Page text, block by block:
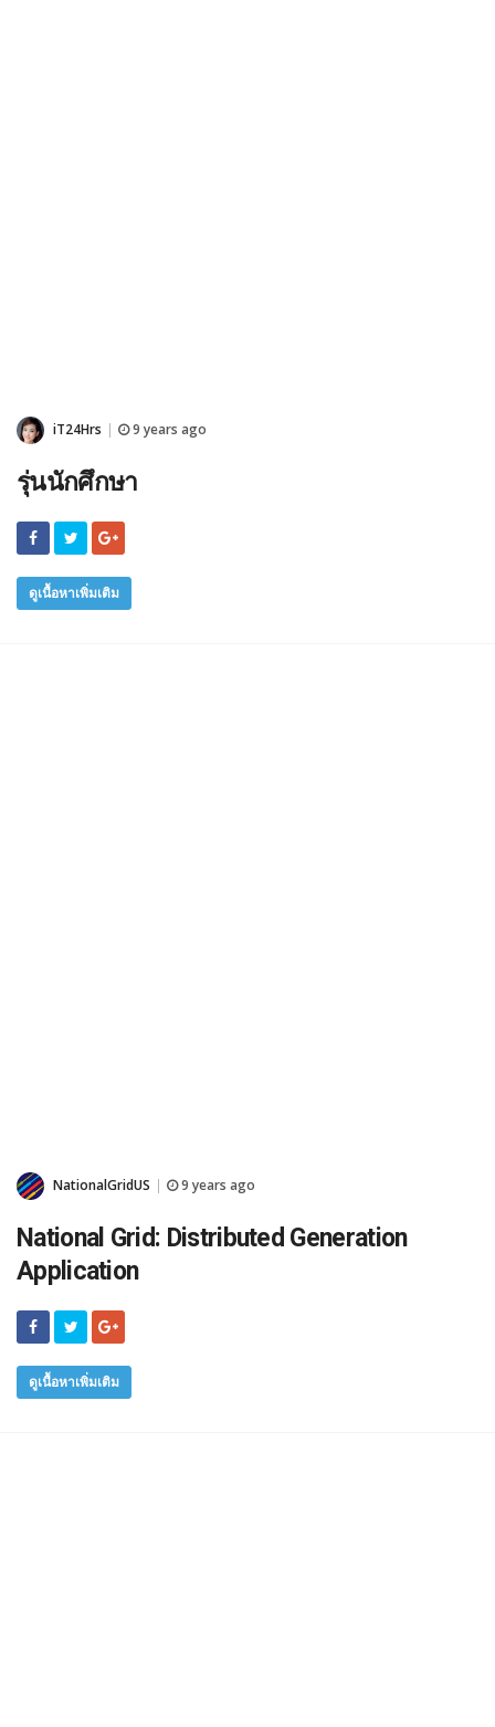
iT24Hrs 9 years ago
รุ่นนักศึกษา
ดูเนื้อหาเพิ่มเติม
NationalGridUS 9 years ago
National Grid: Distributed Generation
Application
ดูเนื้อหาเพิ่มเติม